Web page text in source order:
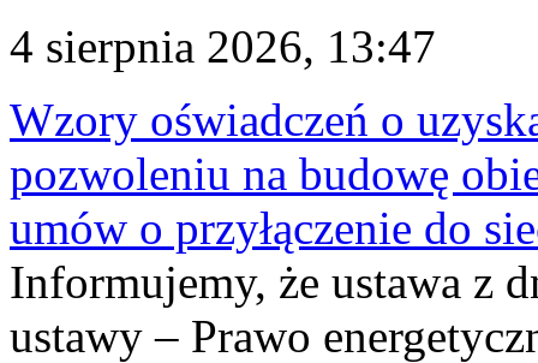
4 sierpnia 2026, 13:47
Wzory oświadczeń o
pozwoleniu na budowę
umów o przyłączenie do
Informujemy, że ustawa z
ustawy – Prawo